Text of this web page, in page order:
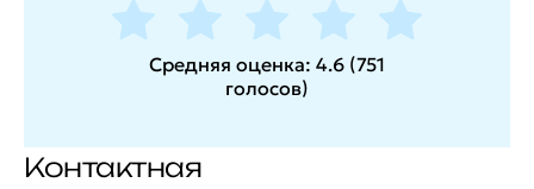
Средняя оценка: 4.6 (751
голосов)
Контактная